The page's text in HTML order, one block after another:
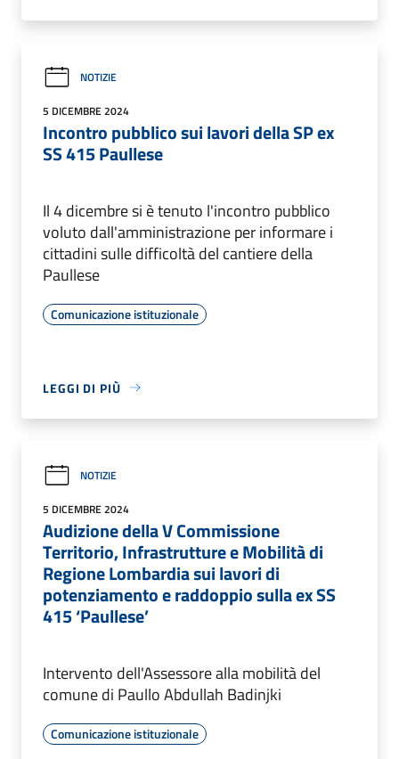
NOTIZIE
5 DICEMBRE 2024
Incontro pubblico sui lavori della SP ex
SS 415 Paullese
Il 4 dicembre si è tenuto l'incontro pubblico
voluto dall'amministrazione per informare i
cittadini sulle difficoltà del cantiere della
Paullese
Comunicazione istituzionale
LEGGI DI PIÙ
NOTIZIE
5 DICEMBRE 2024
Audizione della V Commissione
Territorio, Infrastrutture e Mobilità di
Regione Lombardia sui lavori di
potenziamento e raddoppio sulla ex SS
415 ‘Paullese’
Intervento dell'Assessore alla mobilità del
comune di Paullo Abdullah Badinjki
Comunicazione istituzionale